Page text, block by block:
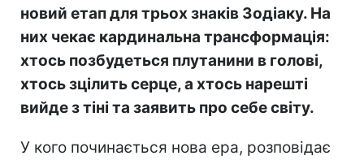
новий етап для трьох знаків Зодіаку. На
них чекає кардинальна трансформація:
хтось позбудеться плутанини в голові,
хтось зцілить серце, а хтось нарешті
вийде з тіні та заявить про себе світу.
У кого починається нова ера, розповідає